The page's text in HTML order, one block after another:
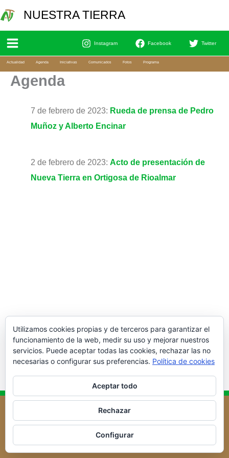
al
contenido
NUESTRA TIERRA
Instagram Facebook Twitter
Actualidad Agenda Iniciativas Comunicados Fotos Programa
Agenda
7 de febrero de 2023: Rueda de prensa de Pedro
Muñoz y Alberto Encinar
2 de febrero de 2023: Acto de presentación de
Nueva Tierra en Ortigosa de Rioalmar
Política de cookies
Más información sobre las cookies
Copyright © 2026 NUESTRA TIERRA
Utilizamos cookies propias y de terceros para garantizar el
funcionamiento de la web, medir su uso y mejorar nuestros
servicios. Puede aceptar todas las cookies, rechazar las no
necesarias o configurar sus preferencias. Política de cookies
Aceptar todo
Rechazar
Configurar